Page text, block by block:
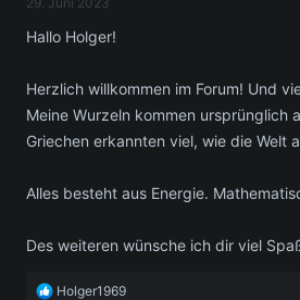
Hallo Holger!
Herzlich willkommen im Forum! Und
Meine Wurzeln kommen ursprünglich
Griechen erkannten viel, wie die
Alles besteht aus Energie.
Des weiteren wünsche ich dir viel
R
Holger1969